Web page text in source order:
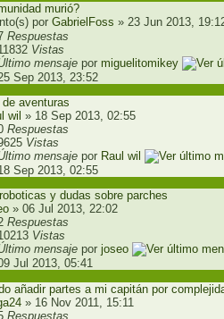
murió?
porGabrielFoss » 23 Jun 2013,
Respuestas
Vistas
mensajepormiguelitomikey
Sep 2013, 23:52
aventuras
wil » 18 Sep 2013, 02:55
Respuestas
Vistas
mensajepor Raul wil
Sep 2013, 02:55
y dudas sobre parches
» 06 Jul 2013, 22:02
Respuestas
Vistas
mensajeporjoseo
Jul 2013, 05:41
añadir partes a mi capitán por
» 16 Nov 2011, 15:11
Respuestas